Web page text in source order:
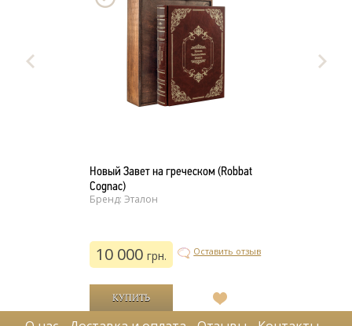
Новый Завет на греческом (Robbat
Cognac)
Бренд: Эталон
10 000 грн. Оставить отзыв
В
список